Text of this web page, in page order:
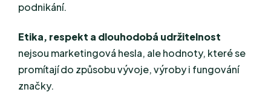
podnikání.
Etika, respekt a dlouhodobá udržitelnost
nejsou marketingová hesla, ale hodnoty, které se
promítají do způsobu vývoje, výroby i fungování
značky.